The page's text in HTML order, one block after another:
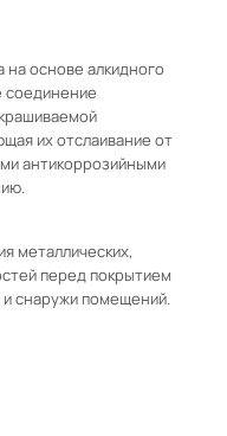
на основе алкидного
соединение
их отслаивание от
антикоррозийными
металлических,
перед покрытием
снаружи помещений.